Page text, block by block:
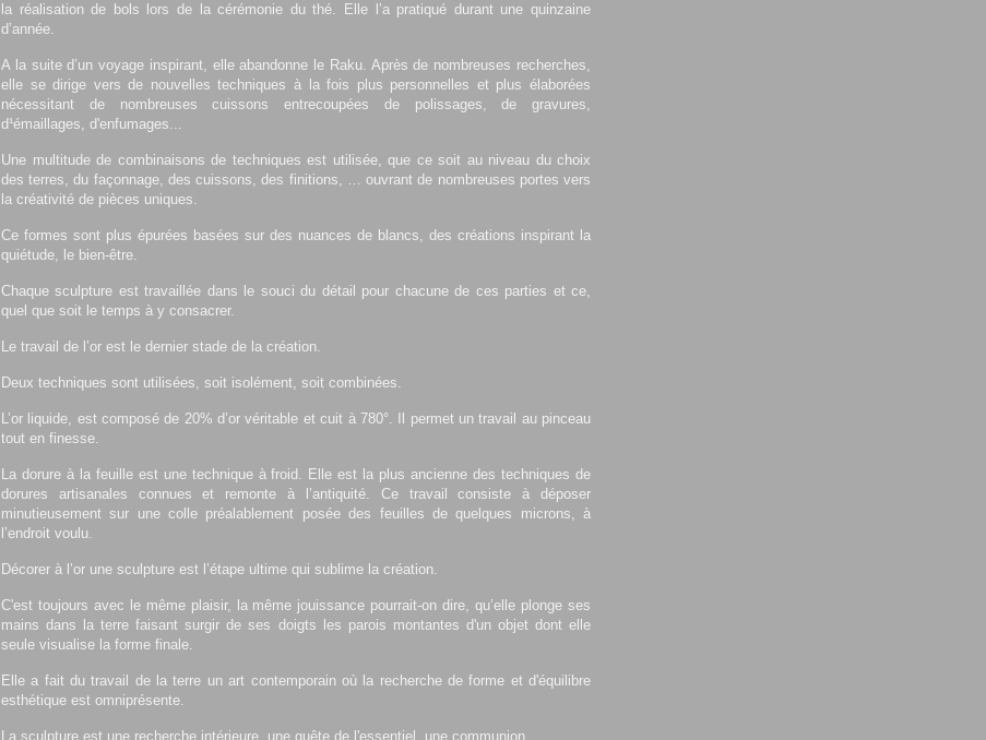
la réalisation de bols lors de la cérémonie du thé. Elle l’a pratiqué durant une quinzaine
d’année.
A la suite d’un voyage inspirant, elle abandonne le Raku. Après de nombreuses recherches,
elle se dirige vers de nouvelles techniques à la fois plus personnelles et plus élaborées
nécessitant de nombreuses cuissons entrecoupées de polissages, de gravures,
d¹émaillages, d'enfumages...
Une multitude de combinaisons de techniques est utilisée, que ce soit au niveau du choix
des terres, du façonnage, des cuissons, des finitions, … ouvrant de nombreuses portes vers
la créativité de pièces uniques.
Ce formes sont plus épurées basées sur des nuances de blancs, des créations inspirant la
quiétude, le bien-être.
Chaque sculpture est travaillée dans le souci du détail pour chacune de ces parties et ce,
quel que soit le temps à y consacrer.
Le travail de l’or est le dernier stade de la création.
Deux techniques sont utilisées, soit isolément, soit combinées.
L’or liquide, est composé de 20% d’or véritable et cuit à 780°. Il permet un travail au pinceau
tout en finesse.
La dorure à la feuille est une technique à froid. Elle est la plus ancienne des techniques de
dorures artisanales connues et remonte à l’antiquité. Ce travail consiste à déposer
minutieusement sur une colle préalablement posée des feuilles de quelques microns, à
l’endroit voulu.
Décorer à l’or une sculpture est l’étape ultime qui sublime la création.
C'est toujours avec le même plaisir, la même jouissance pourrait-on dire, qu’elle plonge ses
mains dans la terre faisant surgir de ses doigts les parois montantes d'un objet dont elle
seule visualise la forme finale.
Elle a fait du travail de la terre un art contemporain où la recherche de forme et d'équilibre
esthétique est omniprésente.
La sculpture est une recherche intérieure, une quête de l'essentiel, une communion.